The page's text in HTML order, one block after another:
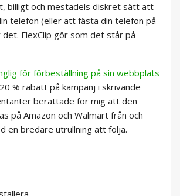
billigt och mestadels diskret sätt att
telefon (eller att fästa din telefon på
FlexClip gör som det står på
för förbeställning på sin webbplats
% rabatt på kampanj i skrivande
berättade för mig att den
på Amazon och Walmart från och
en bredare utrullning att följa.